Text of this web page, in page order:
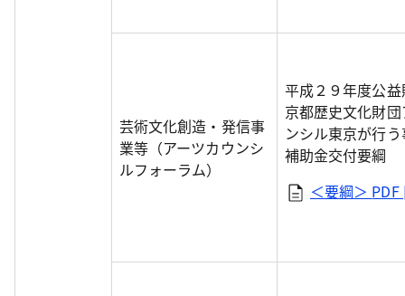
芸術文化創造・発信事
業等（アーツカウンシ
ルフォーラム）
平成２９年度公
京都歴史文化財
ンシル東京が行
補助金交付要綱
＜要綱＞